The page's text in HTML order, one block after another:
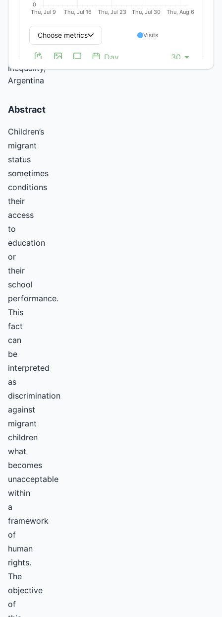
Keywords:
migration,
childhood,
education,
inequality,
Argentina
Abstract
Children’s
migrant
status
sometimes
conditions
their
access
to
education
or
their
school
performance.
This
fact
can
be
interpreted
as
discrimination
against
migrant
children
what
becomes
unacceptable
within
a
framework
of
human
rights.
The
objective
of